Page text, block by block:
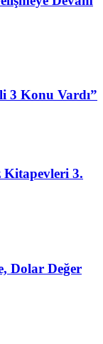
3 Konu Vardı”
Kitapevleri 3.
Dolar Değer